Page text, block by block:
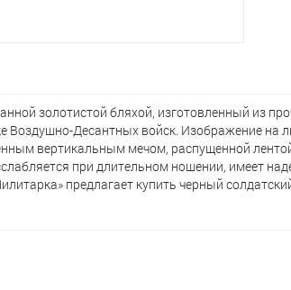
золотистой бляхой, изготовленный из
Воздушно-Десантных войск. Изображение на
вертикальным мечом, распущенной
при длительном ношении, имеет
предлагает кyпить черный